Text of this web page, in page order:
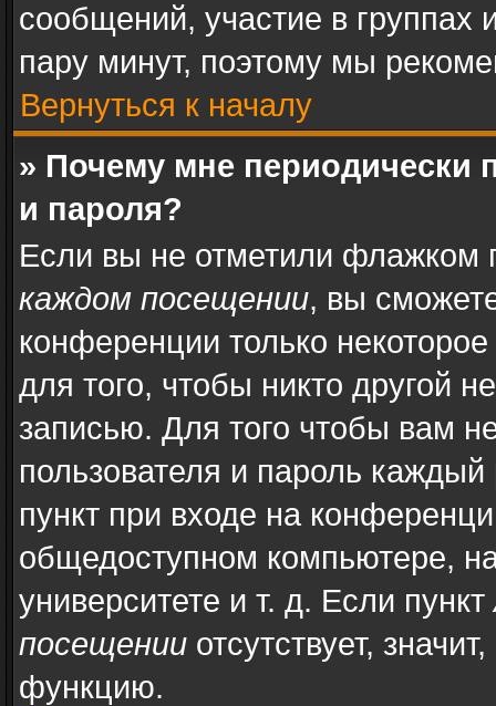
сообщений, участие в группах
пару минут, поэтому мы
Вернуться к началу
» Почему мне периодически
и пароля?
Если вы не отметили флажком
каждом посещении, вы
конференции только
для того, чтобы никто другой
записью. Для того чтобы вам
пользователя и пароль
пункт при входе на
общедоступном компьютере,
университете и т. д. Если пункт
посещении отсутствует,
функцию.